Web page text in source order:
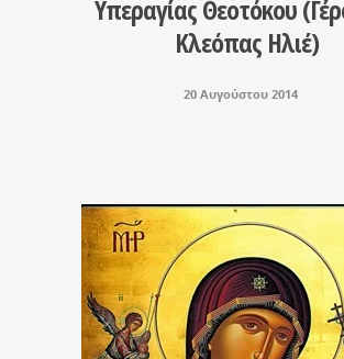
Υπεραγίας Θεοτόκου
Κλεόπας Ηλιέ)
20 Αυγούστου 2014